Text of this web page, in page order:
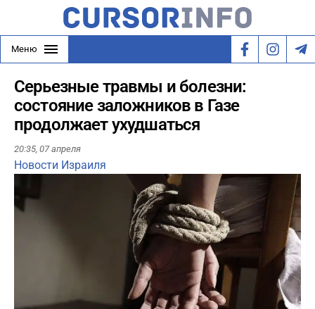
Меню
Серьезные травмы и болезни:
состояние заложников в Газе
продолжает ухудшаться
20:35, 07 апреля
Новости Израиля